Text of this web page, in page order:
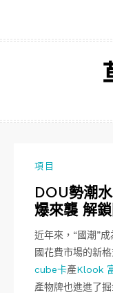
主
項目
DOU勢潮
爆來襲 解
近年來，“國潮”
國花費市場的新
cube卡產Klook
產物牌也進進了